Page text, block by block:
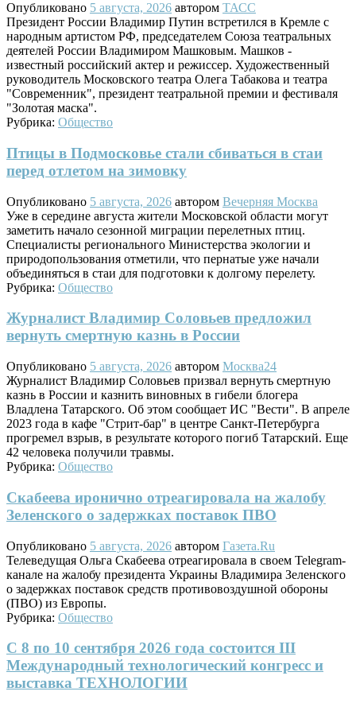
Опубликовано 5 августа, 2026 автором ТАСС
Президент России Владимир Путин встретился в Кремле с
народным артистом РФ, председателем Союза театральных
деятелей России Владимиром Машковым. Машков -
известный российский актер и режиссер. Художественный
руководитель Московского театра Олега Табакова и театра
"Современник", президент театральной премии и фестиваля
"Золотая маска".
Рубрика: Общество
Птицы в Подмосковье стали сбиваться в стаи
перед отлетом на зимовку
Опубликовано 5 августа, 2026 автором Вечерняя Москва
Уже в середине августа жители Московской области могут
заметить начало сезонной миграции перелетных птиц.
Специалисты регионального Министерства экологии и
природопользования отметили, что пернатые уже начали
объединяться в стаи для подготовки к долгому перелету.
Рубрика: Общество
Журналист Владимир Соловьев предложил
вернуть смертную казнь в России
Опубликовано 5 августа, 2026 автором Москва24
Журналист Владимир Соловьев призвал вернуть смертную
казнь в России и казнить виновных в гибели блогера
Владлена Татарского. Об этом сообщает ИС "Вести". В апреле
2023 года в кафе "Стрит-бар" в центре Санкт-Петербурга
прогремел взрыв, в результате которого погиб Татарский. Еще
42 человека получили травмы.
Рубрика: Общество
Скабеева иронично отреагировала на жалобу
Зеленского о задержках поставок ПВО
Опубликовано 5 августа, 2026 автором Газета.Ru
Телеведущая Ольга Скабеева отреагировала в своем Telegram-
канале на жалобу президента Украины Владимира Зеленского
о задержках поставок средств противовоздушной обороны
(ПВО) из Европы.
Рубрика: Общество
С 8 по 10 сентября 2026 года состоится III
Международный технологический конгресс и
выставка ТЕХНОЛОГИИ